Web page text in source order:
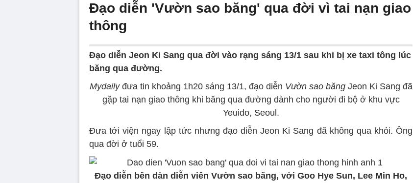
Đạo diễn 'Vườn sao băng' qua đời vì tai nạn giao
thông
Đạo diễn Jeon Ki Sang qua đời vào rạng sáng 13/1 sau khi bị xe taxi tông lúc
băng qua đường.
Mydailyđưa tin khoảng 1h20 sáng 13/1, đạo diễn Vườn sao băngJeon Ki Sang đã
gặp tai nạn giao thông khi băng qua đường dành cho người đi bộ ở khu vực
Yeuido, Seoul.
Đưa tới viện ngay lập tức nhưng đạo diễn Jeon Ki Sang đã không qua khỏi. Ông
qua đời ở tuổi 59.
Đạo diễn bên dàn diễn viên Vườn sao băng, với Goo Hye Sun, Lee Min Ho,